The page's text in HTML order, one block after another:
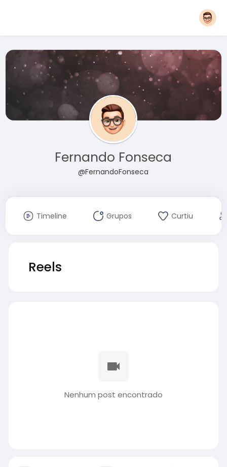
Fernando Fonseca
@FernandoFonseca
Timeline Grupos Curtiu
Reels
Nenhum post encontrado